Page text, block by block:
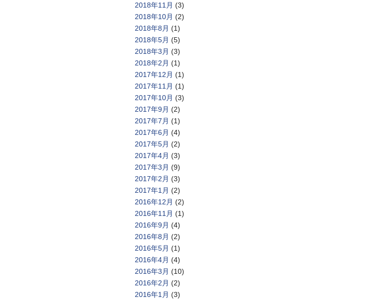
2018年11月 (3)
2018年10月 (2)
2018年8月 (1)
2018年5月 (5)
2018年3月 (3)
2018年2月 (1)
2017年12月 (1)
2017年11月 (1)
2017年10月 (3)
2017年9月 (2)
2017年7月 (1)
2017年6月 (4)
2017年5月 (2)
2017年4月 (3)
2017年3月 (9)
2017年2月 (3)
2017年1月 (2)
2016年12月 (2)
2016年11月 (1)
2016年9月 (4)
2016年8月 (2)
2016年5月 (1)
2016年4月 (4)
2016年3月 (10)
2016年2月 (2)
2016年1月 (3)